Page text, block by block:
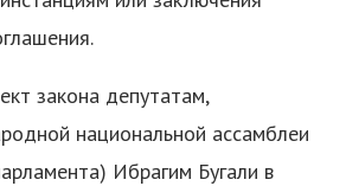
закона депутатам,
национальной ассамблеи
Ибрагим Бугали в